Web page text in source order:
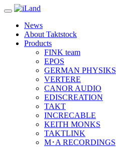
Toggle
navigationNews
About Taktstock
Products
FINK team
EPOS
GERMAN PHYSIKS
VERTERE
CANOR AUDIO
EDISCREATION
TAKT
INCRECABLE
KEITH MONKS
TAKTLINK
M･A RECORDINGS